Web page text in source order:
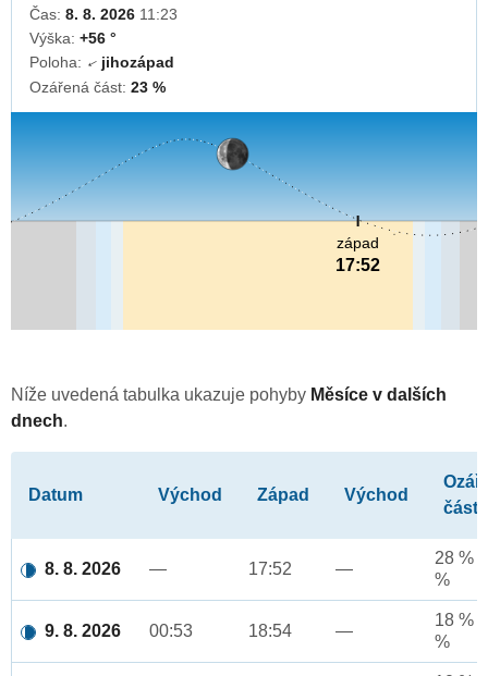
Čas: 8. 8. 2026 11:23
Výška: +56 °
Poloha: ↓jihozápad
Ozářená část: 23 %
západ
17:52
Níže uvedená tabulka ukazuje pohyby Měsíce v dalších
dnech.
Datum Východ Západ Východ
část
8. 8. 2026 — 17:52 —
28 %
%
9. 8. 2026 00:53 18:54 —
18 %
%